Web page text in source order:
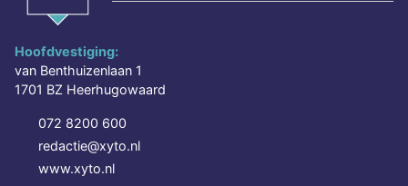
Hoofdvestiging:
van Benthuizenlaan 1
1701 BZ Heerhugowaard
072 8200 600
redactie@xyto.nl
www.xyto.nl